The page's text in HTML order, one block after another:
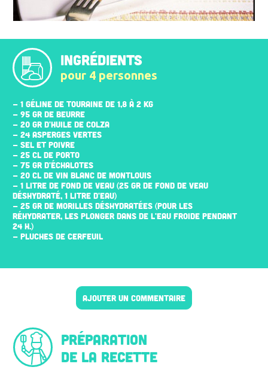
INGRÉDIENTS
pour 4 personnes
- 1 GÉLINE DE TOURAINE DE 1,8 À 2 KG
- 95 GR DE BEURRE
- 20 GR D'HUILE DE COLZA
- 24 ASPERGES VERTES
- SEL ET POIVRE
- 25 CL DE PORTO
- 75 GR D'ÉCHALOTES
- 20 CL DE VIN BLANC DE MONTLOUIS
- 1 LITRE DE FOND DE VEAU (25 GR DE FOND DE VEAU
DÉSHYDRATÉ, 1 LITRE D'EAU)
- 25 GR DE MORILLES DÉSHYDRATÉES (POUR LES
RÉHYDRATER, LES PLONGER DANS DE L'EAU FROIDE PENDANT
24 H.)
- PLUCHES DE CERFEUIL
AJOUTER UN COMMENTAIRE
Préparation
de la recette